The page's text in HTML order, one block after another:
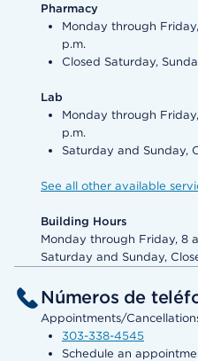
Pharmacy
Monday through
p.m.
Closed Saturday,
Lab
Monday through
p.m.
Saturday and Sunday,
See all other available
Building Hours
Monday through Friday, 8
Saturday and Sunday,
Números de
Appointments/
303-338-4545
Schedule an